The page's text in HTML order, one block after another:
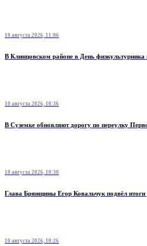
10 августа 2026, 11:06
В Клинцовском районе в День
10 августа 2026, 10:36
В Суземке обновляют дорогу по переулку
10 августа 2026, 10:30
Глава Брянщины Егор Ковальчук подвёл итоги
10 августа 2026, 10:26